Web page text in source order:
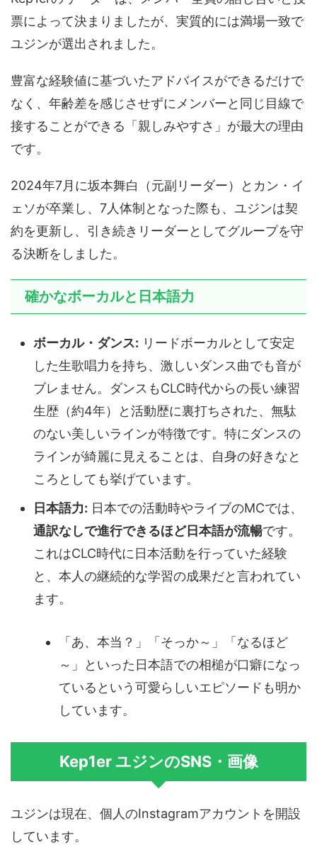
票によって決まりましたが、実質的には満場一致で
ユジンが選出されました。
豊富な経験値に基づいたアドバイスができるだけで
なく、年齢差を感じさせずにメンバーと同じ目線で
接することができる「親しみやすさ」が最大の理由
です。
2024年7月に坂本舞白（元副リーダー）とカン・イ
ェソが卒業し、7人体制となった際も、ユジンは契
約を更新し、引き続きリーダーとしてグループを守
る決断をしました。
確かなボーカルと日本語力
ボーカル・ダンス: リードボーカルとして安定
した生歌唱力を持ち、激しいダンス曲でも音が
ブレません。ダンスもCLC時代からの長い練習
生歴（約4年）と活動歴に裏打ちされた、無駄
のない美しいラインが特徴です。特にダンスの
ラインが綺麗に見えることは、自身の好きなと
ころとしても挙げています。
日本語力: 日本での活動時やライブのMCでは、
通訳なしで進行できるほど日本語が流暢です。
これはCLC時代に日本活動を行っていた経験
と、本人の継続的な学習の成果だと言われてい
ます。
「あ、本当？」「そっか～」「なるほど
～」といった日本語での相槌が口癖になっ
ているという可愛らしいエピソードも明か
しています。
Kep1er ユジンのSNS・画像
ユジンは現在、個人のInstagramアカウントを開設
しています。